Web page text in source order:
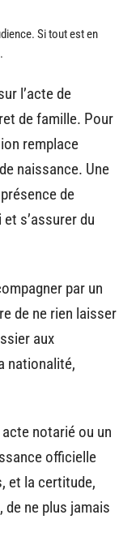
Si tout est en
l’acte de
de famille. Pour
remplace
naissance. Une
de
s’assurer du
par un
de ne rien laisser
aux
nationalité,
notarié ou un
officielle
et la certitude,
de ne plus jamais